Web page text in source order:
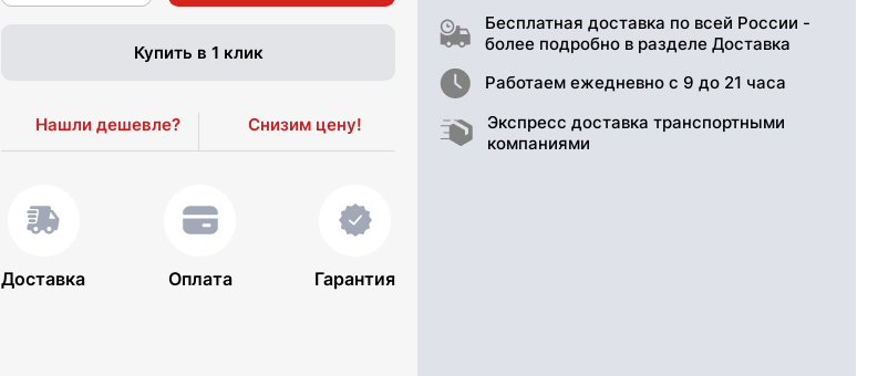
Купить в 1 клик
Нашли дешевле? Снизим цену!
Доставка Оплата Гарантия
Бесплатная доставка по всей России -
более подробно в разделе Доставка
Работаем ежедневно с 9 до 21 часа
Экспресс доставка транспортными
компаниями